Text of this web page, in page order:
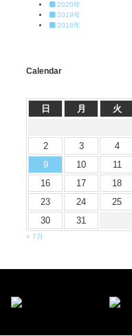
2020年
2019年
2018年
Calendar
日
月 火
2
3 4
9
10 11
16
17 18
23
24 25
30
31
« 7月